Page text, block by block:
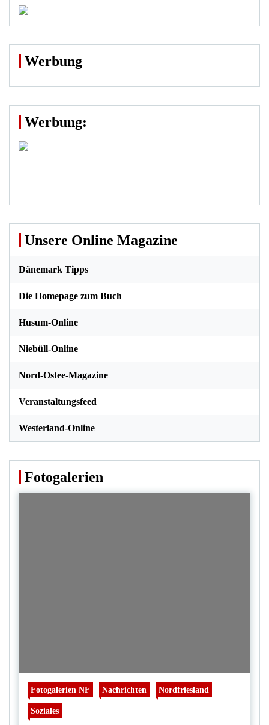
Werbung
Werbung:
Unsere Online Magazine
Dänemark Tipps
Die Homepage zum Buch
Husum-Online
Niebüll-Online
Nord-Ostee-Magazine
Veranstaltungsfeed
Westerland-Online
Fotogalerien
Fotogalerien NF Nachrichten Nordfriesland
Soziales